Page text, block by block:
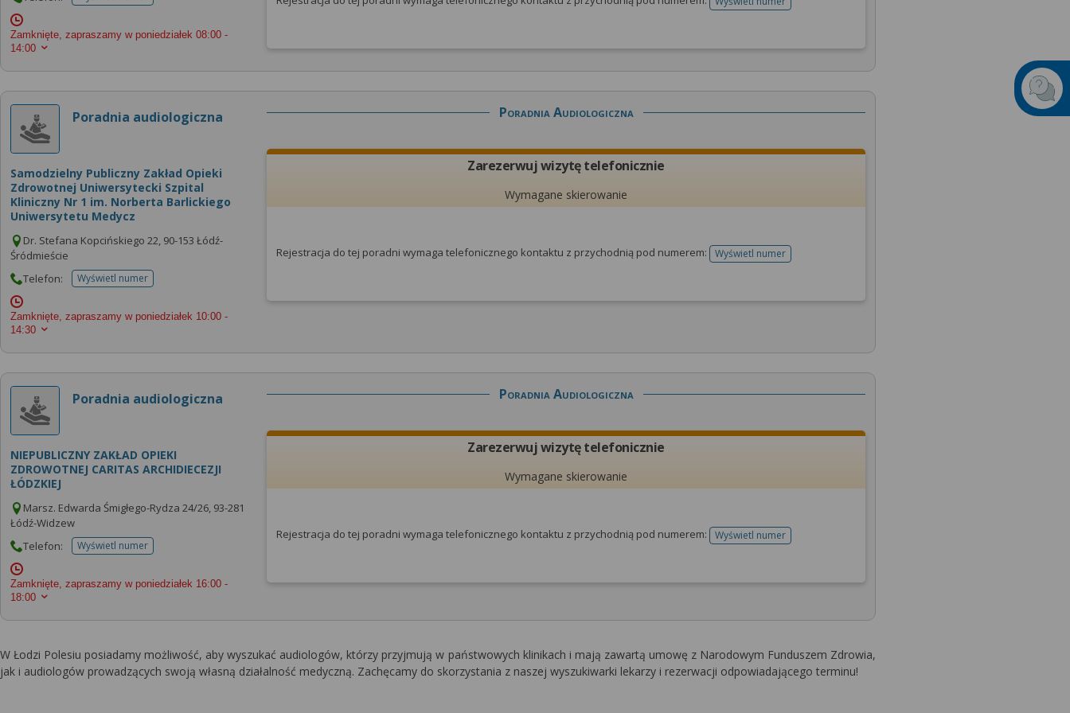
Zamknięte, zapraszamy w poniedziałek 08:00 -
14:00
telefonu do rejestracji
Poradnia audiologiczna
Samodzielny Publiczny Zakład Opieki
Zdrowotnej Uniwersytecki Szpital
Kliniczny Nr 1 im. Norberta Barlickiego
Uniwersytetu Medycz
Dr. Stefana Kopcińskiego 22, 90-153 Łódź-
Śródmieście
Telefon:
Wyświetl numertelefonu do placowki
Zamknięte, zapraszamy w poniedziałek 10:00 -
14:30
Poradnia Audiologiczna
Zarezerwuj wizytę telefonicznie
Wymagane skierowanie
Rejestracja do tej poradni wymaga telefonicznego kontaktu z przychodnią pod numerem: Wyświetl numertelefonu do rejestracji
Poradnia audiologiczna
NIEPUBLICZNY ZAKŁAD OPIEKI
ZDROWOTNEJ CARITAS ARCHIDIECEZJI
ŁÓDZKIEJ
Marsz. Edwarda Śmigłego-Rydza 24/26, 93-281
Łódź-Widzew
Telefon:
Wyświetl numertelefonu do placowki
Zamknięte, zapraszamy w poniedziałek 16:00 -
18:00
Poradnia Audiologiczna
Zarezerwuj wizytę telefonicznie
Wymagane skierowanie
Rejestracja do tej poradni wymaga telefonicznego kontaktu z przychodnią pod numerem: Wyświetl numertelefonu do rejestracji
W Łodzi Polesiu posiadamy możliwość, aby wyszukać audiologów, którzy przyjmują w państwowych klinikach i mają zawartą umowę z Narodowym Funduszem Zdrowia,
jak i audiologów prowadzących swoją własną działalność medyczną. Zachęcamy do skorzystania z naszej wyszukiwarki lekarzy i rezerwacji odpowiadającego terminu!